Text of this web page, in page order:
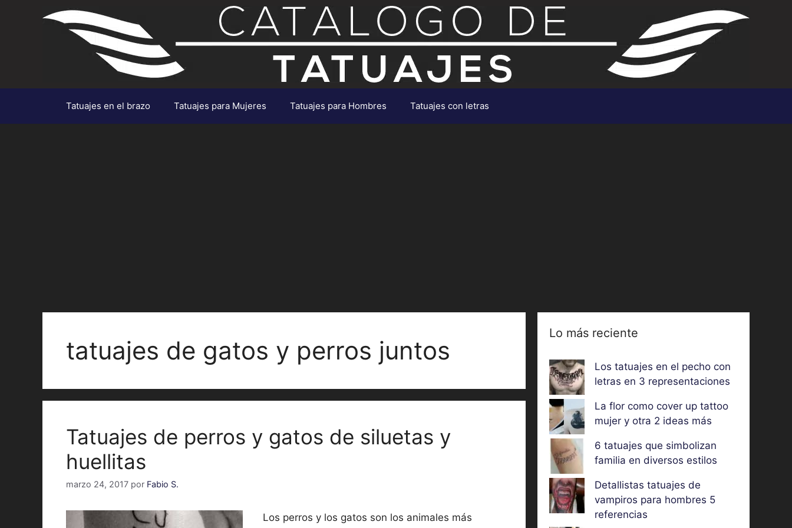
Tatuajes en el brazo Tatuajes para Mujeres Tatuajes para Hombres Tatuajes con letras
tatuajes de gatos y perros juntos
Tatuajes de perros y gatos de siluetas y
huellitas
marzo 24, 2017 por Fabio S.
Los perros y los gatos son los animales más
Lo más reciente
Los tatuajes en el pecho con
letras en 3 representaciones
La flor como cover up tattoo
mujer y otra 2 ideas más
6 tatuajes que simbolizan
familia en diversos estilos
Detallistas tatuajes de
vampiros para hombres 5
referencias